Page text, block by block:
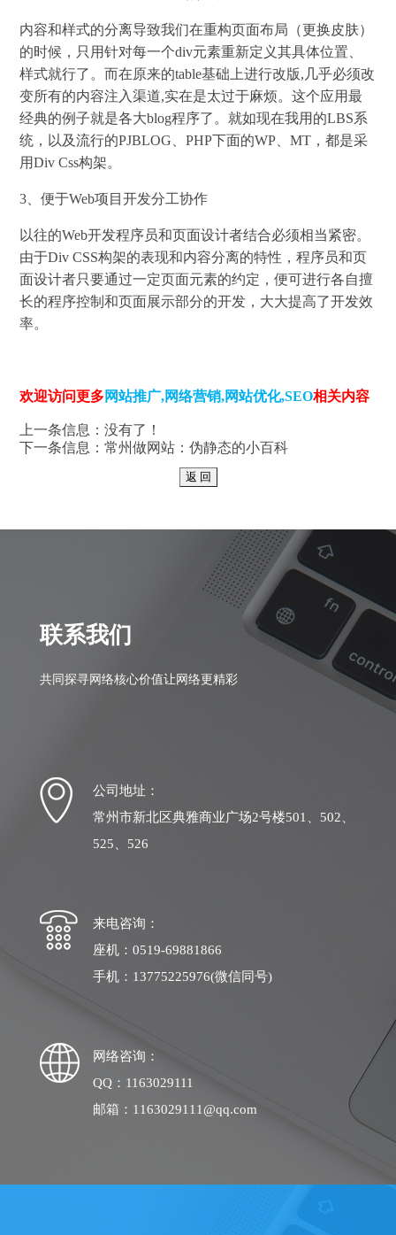
内容和样式的分离导致我们在重构页面布局（更换皮肤）
的时候，只用针对每一个div元素重新定义其具体位置、
样式就行了。而在原来的table基础上进行改版,几乎必须改
变所有的内容注入渠道,实在是太过于麻烦。这个应用最
经典的例子就是各大blog程序了。就如现在我用的LBS系
统，以及流行的PJBLOG、PHP下面的WP、MT，都是采
用Div Css构架。
3、便于Web项目开发分工协作
以往的Web开发程序员和页面设计者结合必须相当紧密。
由于Div CSS构架的表现和内容分离的特性，程序员和页
面设计者只要通过一定页面元素的约定，便可进行各自擅
长的程序控制和页面展示部分的开发，大大提高了开发效
率。
欢迎访问更多网站推广,网络营销,网站优化,SEO相关内容
上一条信息：没有了！
下一条信息：常州做网站：伪静态的小百科
联系我们
共同探寻网络核心价值让网络更精彩
公司地址：
常州市新北区典雅商业广场2号楼501、502、
525、526
来电咨询：
座机：0519-69881866
手机：13775225976(微信同号)
网络咨询：
QQ：1163029111
邮箱：1163029111@qq.com